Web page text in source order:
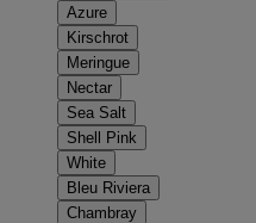
Azure
Kirschrot
Meringue
Nectar
Sea Salt
Shell Pink
White
Bleu Riviera
Chambray